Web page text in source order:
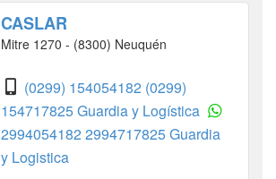
CASLAR
Mitre 1270 - (8300) Neuquén
(0299) 154054182 (0299)
154717825 Guardia y Logística
2994054182 2994717825 Guardia
y Logistica